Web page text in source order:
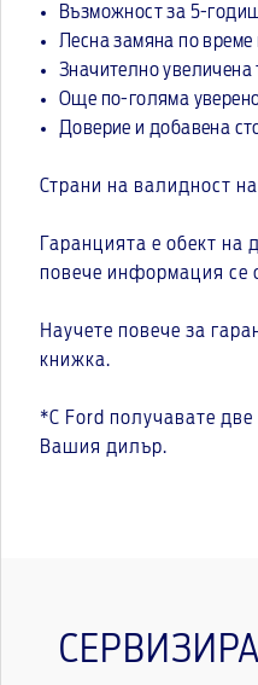
Възможност за 5-
Лесна замяна по
Значително
Още по-голяма
Доверие и добавена
Страни на валидност
Гаранцията е обект
повече информация се
Научете повече за
книжка.
*С Ford получавате
Вашия дилър.